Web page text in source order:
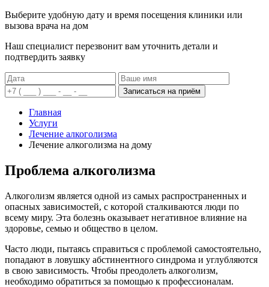
Выберите удобную дату и время посещения клиники или
вызова врача на дом
Наш специалист перезвонит вам уточнить детали и
подтвердить заявку
Записаться на приём
Главная
Услуги
Лечение алкоголизма
Лечение алкоголизма на дому
Проблема алкоголизма
Алкоголизм является одной из самых распространенных и
опасных зависимостей, с которой сталкиваются люди по
всему миру. Эта болезнь оказывает негативное влияние на
здоровье, семью и общество в целом.
Часто люди, пытаясь справиться с проблемой самостоятельно,
попадают в ловушку абстинентного синдрома и углубляются
в свою зависимость. Чтобы преодолеть алкоголизм,
необходимо обратиться за помощью к профессионалам.